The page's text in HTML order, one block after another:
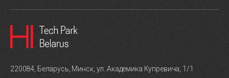
220084, Беларусь, Минск, ул. Академика Купревича, 1/1